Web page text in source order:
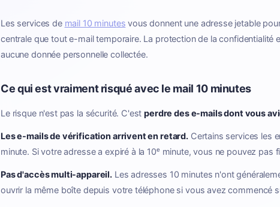
Les services de mail 10 minutes vous donnent une adresse jetable
centrale que tout e-mail temporaire. La protection de la confidentialité
aucune donnée personnelle collectée.
Ce qui est vraiment risqué avec le mail 10 minutes
Le risque n'est pas la sécurité. C'estperdre des e-mails dont vous
Les e-mails de vérification arrivent en retard.Certains services les
minute. Si votre adresse a expiré à la 10ᵉ minute, vous ne pouvez pas
Pas d'accès multi-appareil.Les adresses 10 minutes n'ont
ouvrir la même boîte depuis votre téléphone si vous avez commencé